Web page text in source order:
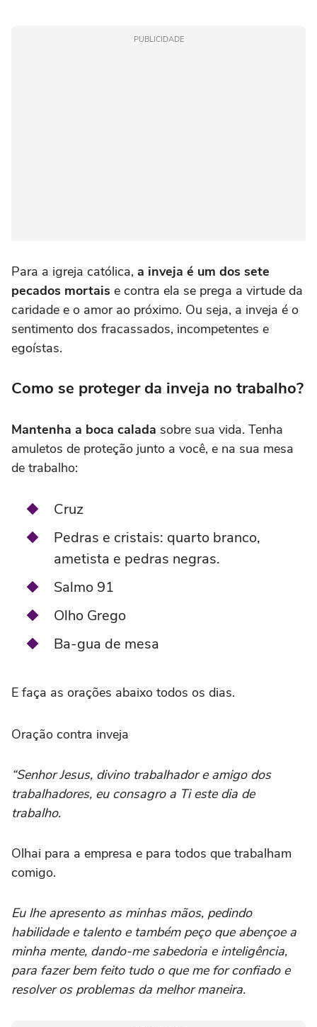
PUBLICIDADE
Para a igreja católica, a inveja é um dos sete
pecados mortais e contra ela se prega a virtude da
caridade e o amor ao próximo. Ou seja, a inveja é o
sentimento dos fracassados, incompetentes e
egoístas.
Como se proteger da inveja no trabalho?
Mantenha a boca calada sobre sua vida. Tenha
amuletos de proteção junto a você, e na sua mesa
de trabalho:
Cruz
Pedras e cristais: quarto branco,
ametista e pedras negras.
Salmo 91
Olho Grego
Ba-gua de mesa
E faça as orações abaixo todos os dias.
Oração contra inveja
“Senhor Jesus, divino trabalhador e amigo dos
trabalhadores, eu consagro a Ti este dia de
trabalho.
Olhai para a empresa e para todos que trabalham
comigo.
Eu lhe apresento as minhas mãos, pedindo
habilidade e talento e também peço que abençoe a
minha mente, dando-me sabedoria e inteligência,
para fazer bem feito tudo o que me for confiado e
resolver os problemas da melhor maneira.